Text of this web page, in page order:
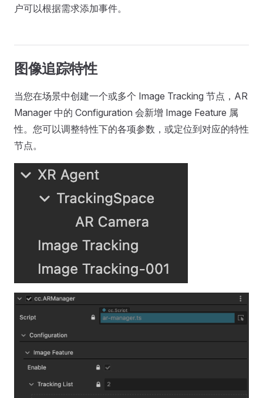
户可以根据需求添加事件。
图像追踪特性
当您在场景中创建一个或多个 Image Tracking 节点，AR
Manager 中的 Configuration 会新增 Image Feature 属
性。您可以调整特性下的各项参数，或定位到对应的特性
节点。